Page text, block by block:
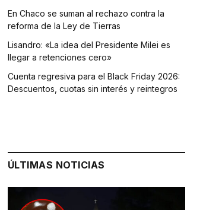
En Chaco se suman al rechazo contra la
reforma de la Ley de Tierras
Lisandro: «La idea del Presidente Milei es
llegar a retenciones cero»
Cuenta regresiva para el Black Friday 2026:
Descuentos, cuotas sin interés y reintegros
ÚLTIMAS NOTICIAS